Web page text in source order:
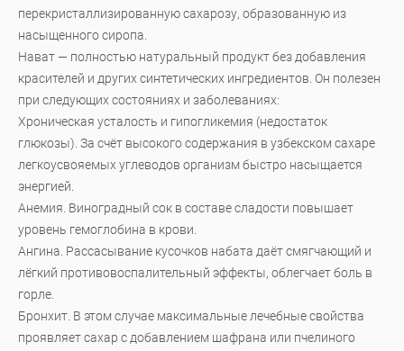
перекристаллизированную сахарозу, образованную из
насыщенного сиропа.
Нават — полностью натуральный продукт без добавления
красителей и других синтетических ингредиентов. Он полезен
при следующих состояниях и заболеваниях:
Хроническая усталость и гипогликемия (недостаток
глюкозы). За счёт высокого содержания в узбекском сахаре
легкоусвояемых углеводов организм быстро насыщается
энергией.
Анемия. Виноградный сок в составе сладости повышает
уровень гемоглобина в крови.
Ангина. Рассасывание кусочков набата даёт смягчающий и
лёгкий противовоспалительный эффекты, облегчает боль в
горле.
Бронхит. В этом случае максимальные лечебные свойства
проявляет сахар с добавлением шафрана или пчелиного